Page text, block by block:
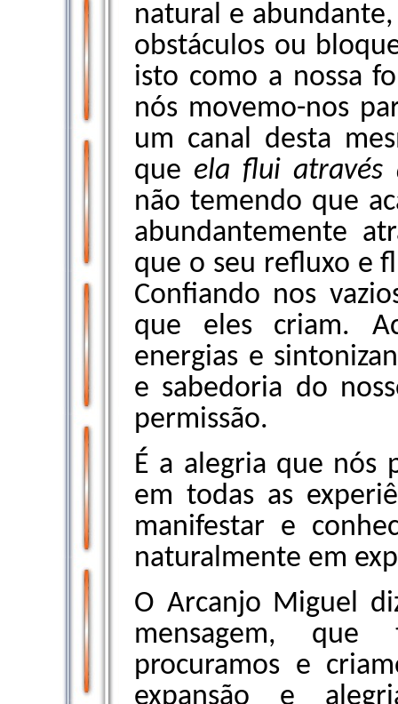
natural e
obstáculos ou
isto como a nossa
nós movemo-nos
um canal desta
que ela flui através
não temendo que
abundantemente
que o seu refluxo e
Confiando nos
que eles criam.
energias e
e sabedoria do
permissão.
É a alegria que nós
em todas as
manifestar e
naturalmente em
O Arcanjo Miguel
mensagem,
procuramos e
expansão e